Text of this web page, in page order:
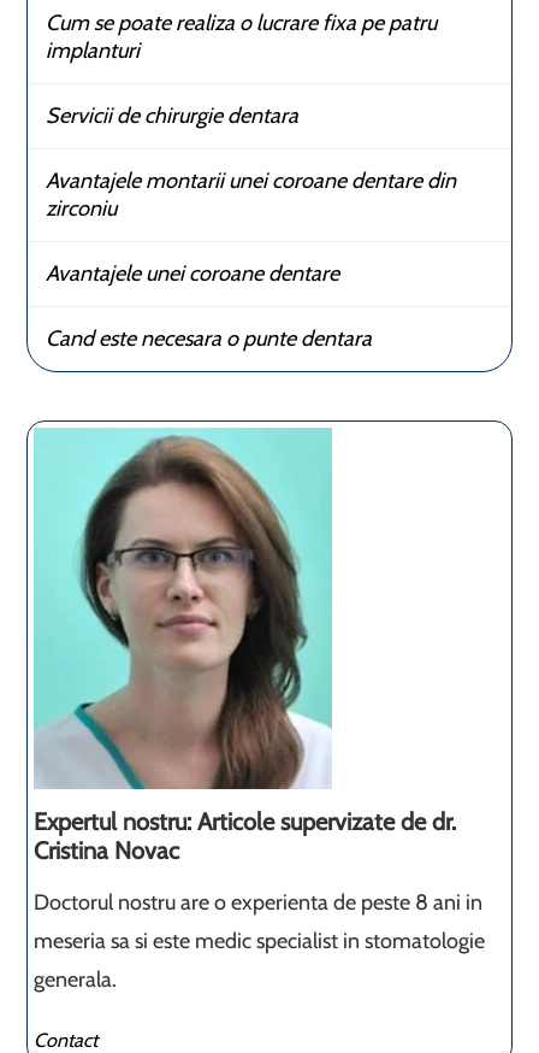
Cum se poate realiza o lucrare fixa pe patru
implanturi
Servicii de chirurgie dentara
Avantajele montarii unei coroane dentare din
zirconiu
Avantajele unei coroane dentare
Cand este necesara o punte dentara
Expertul nostru: Articole supervizate de dr.
Cristina Novac
Doctorul nostru are o experienta de peste 8 ani in
meseria sa si este medic specialist in stomatologie
generala.
Contact